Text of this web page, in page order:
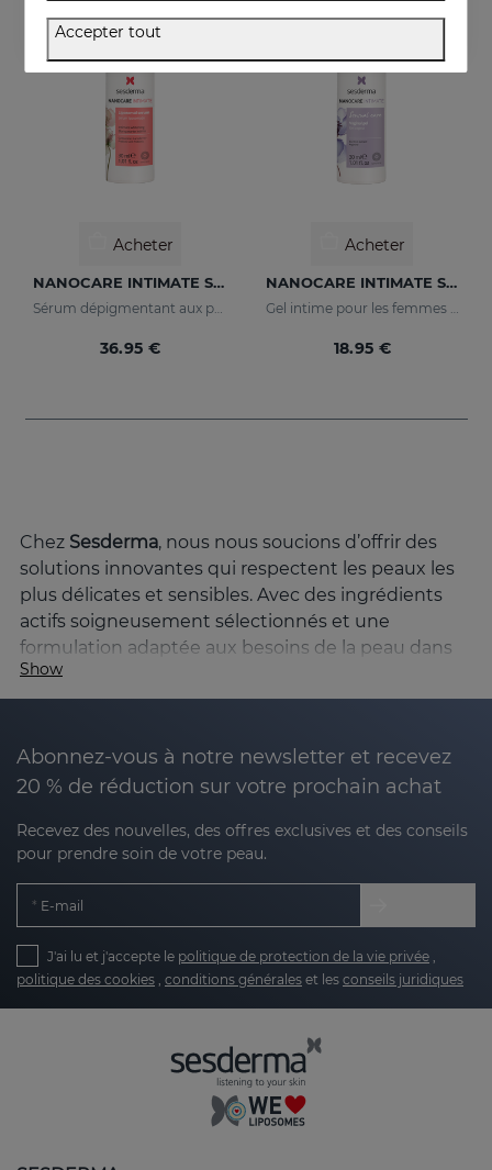
Acheter
NANOCARE INTIMATE Sérum Éclaircissant
Sérum dépigmentant aux principes actifs qui améliorent le tonus et l'apparence de la zone intime.
36.95 €
Acheter
NANOCARE INTIMATE Sensual Care
Gel intime pour les femmes dont les principes actifs aident à augmenter la sensibilité de la zone intime.
18.95 €
Chez Sesderma, nous nous soucions d’offrir des
solutions innovantes qui respectent les peaux les
plus délicates et sensibles. Avec des ingrédients
actifs soigneusement sélectionnés et une
formulation adaptée aux besoins de la peau dans
cette zone délicate, NANOCARE INTIMATE est le
choix parfait pour ceux qui cherchent à maintenir
Pourquoi choisir Nanocare Intimate ?
préserver le bien-être personnel. Nanocare
Intimate de Sesderma est spécialement formulé
pouragir sur la peau de la zone intime féminine
avec un maximum de délicatesse et d'efficacité.
La ligne Nanocare Intimatese concentre non
seulement sur le nettoyage, mais aussi sur
l'hydratation, la protection et le soulagement des
irritations ou de l'inconfort dans la zone intime.
vous recherchez une solution complète, fiable et
testée dermatologiquement, NANOCARE
INTIMATE est votre allié idéal.
Technologie Nanotech : innovation pour
Show
Abonnez-vous à notre newsletter et recevez
20 % de réduction sur votre prochain achat
Recevez des nouvelles, des offres exclusives et des conseils
pour prendre soin de votre peau.
E-mail
J'ai lu et j'accepte le politique de protection de la vie privée ,
politique des cookies , conditions générales et les conseils juridiques
Accepter tout